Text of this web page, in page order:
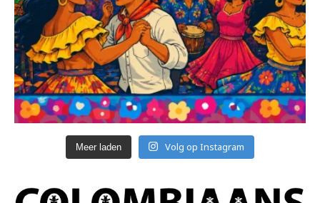
Meer laden Volg op Instagram